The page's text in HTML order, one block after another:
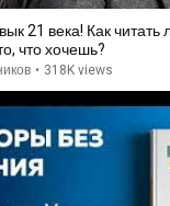
21 века! Как читать
что хочешь?
• 318K views